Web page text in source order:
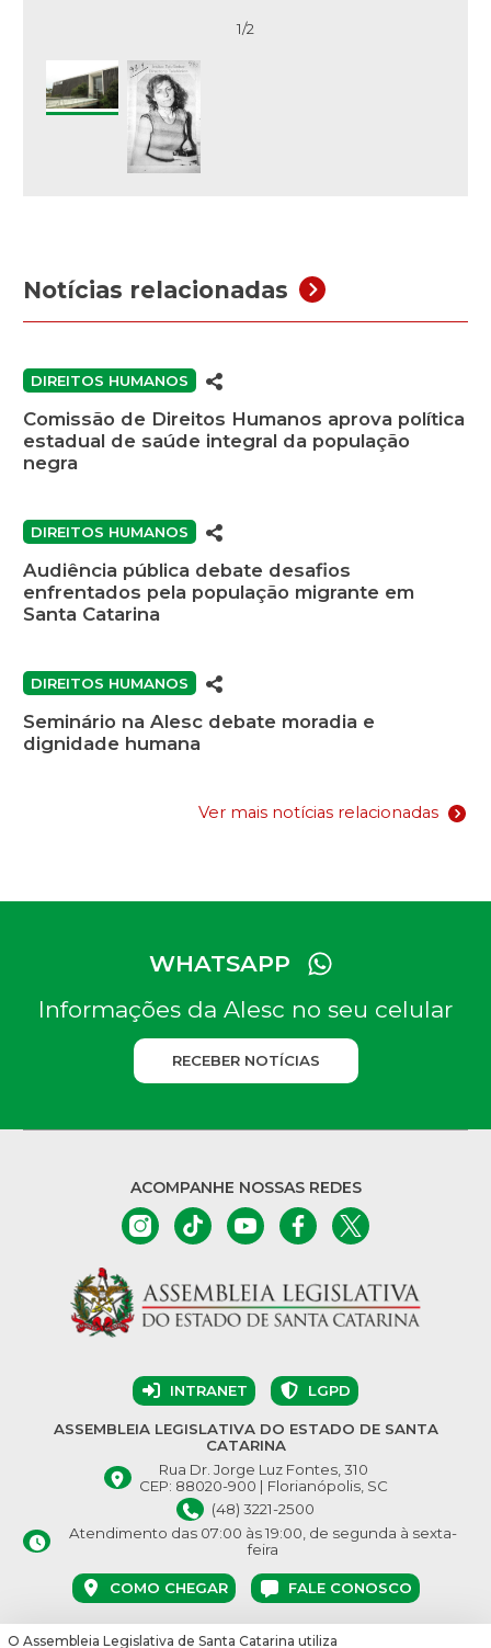
1/2
Notícias relacionadas
DIREITOS HUMANOS
Comissão de Direitos Humanos aprova política
estadual de saúde integral da população
negra
DIREITOS HUMANOS
Audiência pública debate desafios
enfrentados pela população migrante em
Santa Catarina
DIREITOS HUMANOS
Seminário na Alesc debate moradia e
dignidade humana
Ver mais notícias relacionadas
WHATSAPP
Informações da Alesc no seu celular
RECEBER NOTÍCIAS
ACOMPANHE NOSSAS REDES
INTRANET LGPD
ASSEMBLEIA LEGISLATIVA DO ESTADO DE SANTA
CATARINA
Rua Dr. Jorge Luz Fontes, 310
CEP: 88020-900 | Florianópolis, SC
(48) 3221-2500
Atendimento das 07:00 às 19:00, de segunda à sexta-
feira
COMO CHEGAR FALE CONOSCO
O Assembleia Legislativa de Santa Catarina utiliza